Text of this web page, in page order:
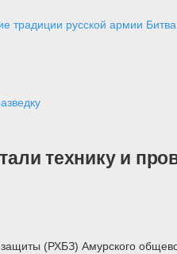
традиции русской армии
технику и
(РХБЗ) Амурского